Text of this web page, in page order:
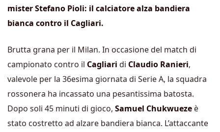
mister Stefano Pioli: il calciatore alza bandiera
bianca contro il Cagliari.
Brutta grana per il Milan. In occasione del match di
campionato contro il Cagliari di Claudio Ranieri,
valevole per la 36esima giornata di Serie A, la squadra
rossonera ha incassato una pesantissima batosta.
Dopo soli 45 minuti di gioco, Samuel Chukwueze è
stato costretto ad alzare bandiera bianca. L’attaccante